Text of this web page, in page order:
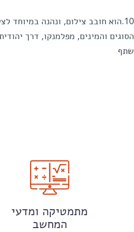
10.הוא חובב צילום, ונהנה במיוחד
הסוגים והמינים, מפלמנקו, דרך
שתף
מתמטיקה ומדעי
המחשב